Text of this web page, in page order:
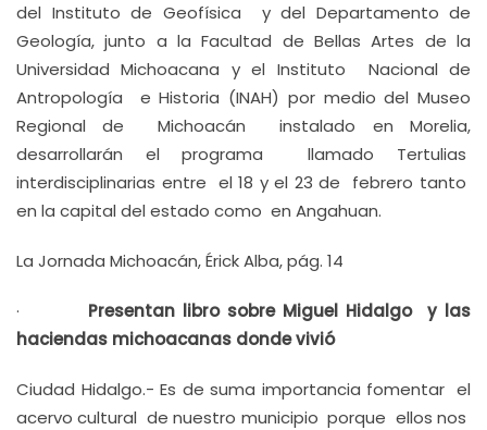
del Instituto de Geofísica y del Departamento de
Geología, junto a la Facultad de Bellas Artes de la
Universidad Michoacana y el Instituto Nacional de
Antropología e Historia (INAH) por medio del Museo
Regional de Michoacán instalado en Morelia,
desarrollarán el programa llamado Tertulias
interdisciplinarias entre el 18 y el 23 de febrero tanto
en la capital del estado como en Angahuan.
La Jornada Michoacán, Érick Alba, pág. 14
· Presentan libro sobre Miguel Hidalgo y las
haciendas michoacanas donde vivió
Ciudad Hidalgo.- Es de suma importancia fomentar el
acervo cultural de nuestro municipio porque ellos nos